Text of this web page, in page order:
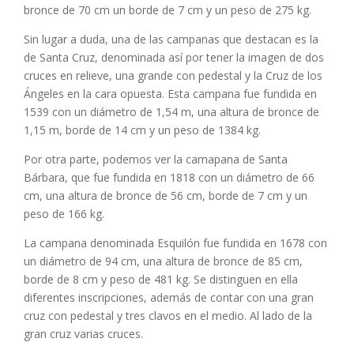
bronce de 70 cm un borde de 7 cm y un peso de 275 kg.
Sin lugar a duda, una de las campanas que destacan es la
de Santa Cruz, denominada así por tener la imagen de dos
cruces en relieve, una grande con pedestal y la Cruz de los
Ángeles en la cara opuesta. Esta campana fue fundida en
1539 con un diámetro de 1,54 m, una altura de bronce de
1,15 m, borde de 14 cm y un peso de 1384 kg.
Por otra parte, podemos ver la camapana de Santa
Bárbara, que fue fundida en 1818 con un diámetro de 66
cm, una altura de bronce de 56 cm, borde de 7 cm y un
peso de 166 kg.
La campana denominada Esquilón fue fundida en 1678 con
un diámetro de 94 cm, una altura de bronce de 85 cm,
borde de 8 cm y peso de 481 kg. Se distinguen en ella
diferentes inscripciones, además de contar con una gran
cruz con pedestal y tres clavos en el medio. Al lado de la
gran cruz varias cruces.